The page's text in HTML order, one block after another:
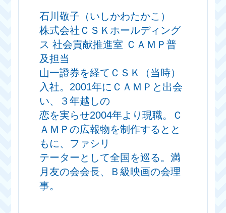
石川敬子（いしかわたかこ）
株式会社ＣＳＫホールディング
ス 社会貢献推進室 ＣＡＭＰ普
及担当
山一證券を経てＣＳＫ（当時）
入社。2001年にＣＡＭＰと出会
い、３年越しの
恋を実らせ2004年より現職。Ｃ
ＡＭＰの広報物を制作するとと
もに、ファシリ
テーターとして全国を巡る。満
月友の会会長、Ｂ級映画の会理
事。